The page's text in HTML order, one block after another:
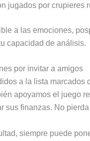
jugados por crupieres
a las emociones,
capacidad de análisis.
por invitar a amigos
a la lista marcados
apoyamos el juego
sus finanzas. No
siempre puede